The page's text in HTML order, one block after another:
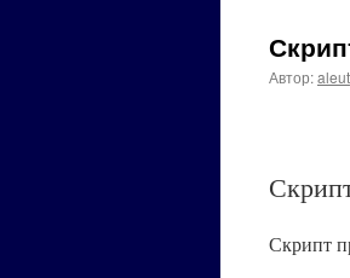
Автор:aleut
Скрипт